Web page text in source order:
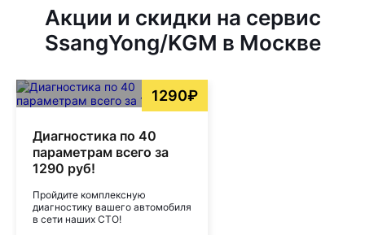
Акции и скидки на сервис
SsangYong/KGM в Москве
1290₽
Диагностика по 40
параметрам всего за
1290 руб!
Пройдите комплексную
диагностику вашего автомобиля
в сети наших СТО!